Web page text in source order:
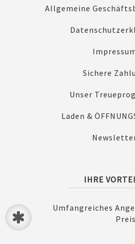
Allgemeine
Sichere
Unser
Laden &
IHRE
Umfangreiches